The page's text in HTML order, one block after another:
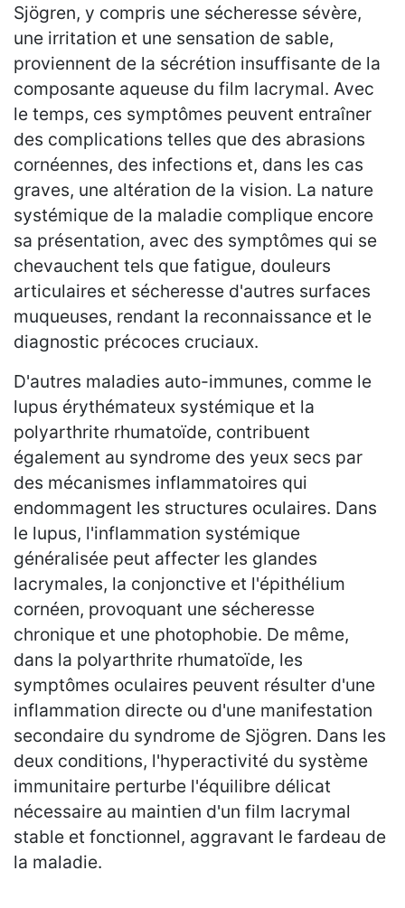
Sjögren, y compris une sécheresse sévère,
une irritation et une sensation de sable,
proviennent de la sécrétion insuffisante de la
composante aqueuse du film lacrymal. Avec
le temps, ces symptômes peuvent entraîner
des complications telles que des abrasions
cornéennes, des infections et, dans les cas
graves, une altération de la vision. La nature
systémique de la maladie complique encore
sa présentation, avec des symptômes qui se
chevauchent tels que fatigue, douleurs
articulaires et sécheresse d'autres surfaces
muqueuses, rendant la reconnaissance et le
diagnostic précoces cruciaux.
D'autres maladies auto-immunes, comme le
lupus érythémateux systémique et la
polyarthrite rhumatoïde, contribuent
également au syndrome des yeux secs par
des mécanismes inflammatoires qui
endommagent les structures oculaires. Dans
le lupus, l'inflammation systémique
généralisée peut affecter les glandes
lacrymales, la conjonctive et l'épithélium
cornéen, provoquant une sécheresse
chronique et une photophobie. De même,
dans la polyarthrite rhumatoïde, les
symptômes oculaires peuvent résulter d'une
inflammation directe ou d'une manifestation
secondaire du syndrome de Sjögren. Dans les
deux conditions, l'hyperactivité du système
immunitaire perturbe l'équilibre délicat
nécessaire au maintien d'un film lacrymal
stable et fonctionnel, aggravant le fardeau de
la maladie.